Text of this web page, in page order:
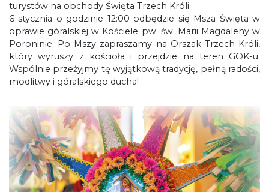
turystów na obchody Święta Trzech Króli.
6 stycznia o godzinie 12:00 odbędzie się Msza Święta w
oprawie góralskiej w Kościele pw. św. Marii Magdaleny w
Poroninie. Po Mszy zapraszamy na Orszak Trzech Króli,
który wyruszy z kościoła i przejdzie na teren GOK-u.
Wspólnie przeżyjmy tę wyjątkową tradycję, pełną radości,
modlitwy i góralskiego ducha!